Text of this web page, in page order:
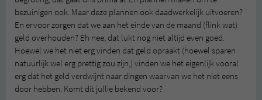
bezuinigen ook. Maar deze plannen ook daadwerkelijk uitvoeren?
En ervoor zorgen dat we aan het einde van de maand (flink wat)
geld overhouden? Eh nee, dat lukt nog niet altijd even goed.
Hoewel we het niet erg vinden dat geld opraakt (hoewel sparen
natuurlijk wel erg prettig zou zijn,) vinden we het eigenlijk vooral
erg dat het geld verdwijnt naar dingen waarvan we het niet eens
door hebben. Komt dit jullie bekend voor?